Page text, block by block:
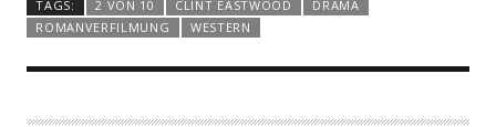
TAGS: 2 VON 10 CLINT EASTWOOD
DRAMA
ROMANVERFILMUNG
WESTERN